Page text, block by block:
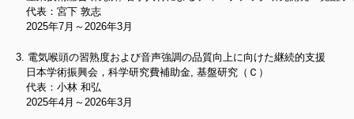
代表：宮下 敦志
2025年7月～2026年3月
電気喉頭の習熟度および音声強調の品質向上に向けた継続的支援
日本学術振興会，科学研究費補助金, 基盤研究（Ｃ）
代表：小林 和弘
2025年4月～2026年3月